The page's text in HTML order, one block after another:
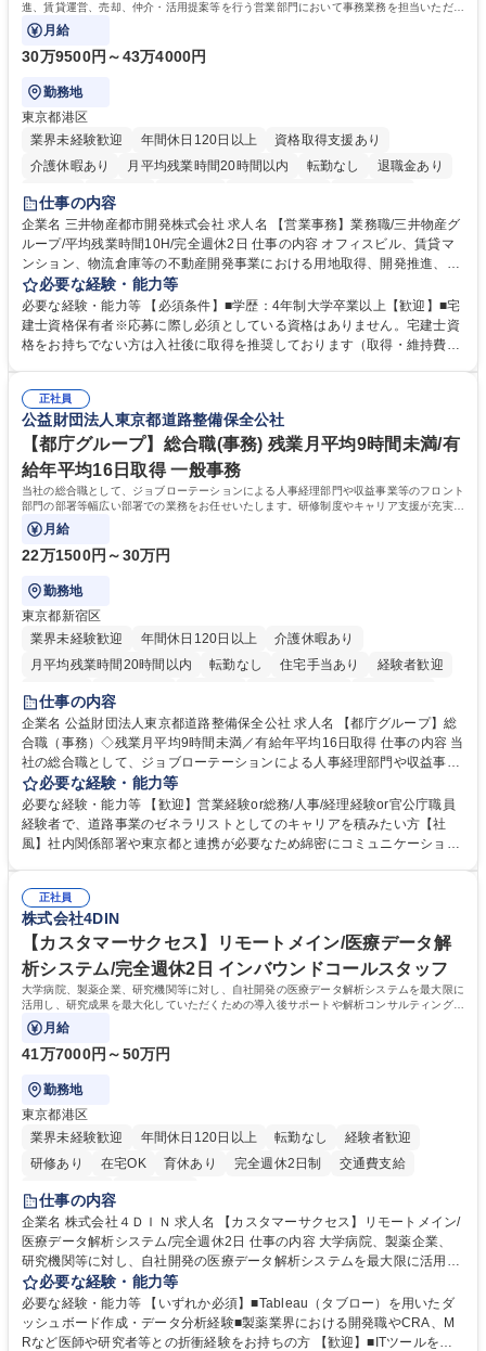
進、賃貸運営、売却、仲介・活用提案等を行う営業部門において事務業務を担当いただき
ます。
月給
30万9500円～43万4000円
勤務地
東京都港区
業界未経験歓迎
年間休日120日以上
資格取得支援あり
介護休暇あり
月平均残業時間20時間以内 転勤なし
退職金あり
在宅OK
賞与あり
駅近5分以内
土日祝休み 寮・社宅あり
仕事の内容
企業名 三井物産都市開発株式会社 求人名 【営業事務】業務職/三井物産グ
ループ/平均残業時間10H/完全週休2日 仕事の内容 オフィスビル、賃貸マ
ンション、物流倉庫等の不動産開発事業における用地取得、開発推進、賃
貸運営、売却、仲介・活用提案等を行う営業部門において事務業務を担当
いただきます。 【詳細】・契約書管理、契約書製本、捺印対応、ファイリ
ング、登記簿取得、調書取得・支払業務（各種費用支払、支払管理、請
求・支払データ登録、取引先マスター申請対応）・予算作成及び予実管
の他に担当頂く業務が発生する場合があります。 募集職種 【営業事務】
業務職/三井物産グループ/平均残業時間10H/完全週休2日
必要な経験・能力等
必要な経験・能力等 【必須条件】■学歴：4年制大学卒業以上【歓迎】■宅
建士資格保有者※応募に際し必須としている資格はありません。宅建士資
格をお持ちでない方は入社後に取得を推奨しております（取得・維持費用
ション力がある方。 ・チャレンジを厭わず、粘り強く業務に取り組める
方。多様な関係者と謙虚に信頼関係を構築でき、期限を意識したスケジュ
ール管理が出来る方。※将来的に他部署（営業部門、コーポレート部門）
へのジョブローテーションの可能性があります。 学歴・資格 学歴：大学
院 大学 語学力： 資格：宅地建物取引士
正社員
公益財団法人東京都道路整備保全公社
【都庁グループ】総合職(事務) 残業月平均9時間未満/有
給年平均16日取得 一般事務
当社の総合職として、ジョブローテーションによる人事経理部門や収益事業等のフロント
部門の部署等幅広い部署での業務をお任せいたします。研修制度やキャリア支援が充実し
ております！ ※下記業務詳細
月給
22万1500円～30万円
勤務地
東京都新宿区
業界未経験歓迎
年間休日120日以上
介護休暇あり
月平均残業時間20時間以内
転勤なし 住宅手当あり
経験者歓迎
研修あり
退職金あり
駅近5分以内
資格取得手当あり 食事補助あり
仕事の内容
企業名 公益財団法人東京都道路整備保全公社 求人名 【都庁グループ】総
合職（事務）◇残業月平均9時間未満／有給年平均16日取得 仕事の内容 当
社の総合職として、ジョブローテーションによる人事経理部門や収益事業
等のフロント部門の部署等幅広い部署での業務をお任せいたします。研修
制度やキャリア支援が充実しております！ ※下記業務詳細 【業務詳細】■
管理部門：広報、人事、経理など当公社の運営に係る管理業務 ■収益部
門：駐車場の新規開拓、管理運営、新宿駅西口広場の「イベントコーナ
道路施設や道路工事現場の見学ツアー事業 ※入社後は上記いずれかの部門
へ配属。※業務内容変更の範囲：会社の定める業務 募集職種 【都庁グル
ープ】総合職（事務）◇残業月平均9時間未満／有給年平均16日取得
必要な経験・能力等
必要な経験・能力等 【歓迎】営業経験or総務/人事/経理経験or官公庁職員
経験者で、道路事業のゼネラリストとしてのキャリアを積みたい方【社
風】社内関係部署や東京都と連携が必要なため綿密にコミュニケーション
部門など多岐に渡る業務を経験できます。 ■様々なプロジェクト：駐車場
事業の他、新宿駅西口広場内に設置された照明を兼ねた広告「ブライトサ
イン」の管理運営を行うなど、事業収益を生み出す活動を積極的に行って
います。 学歴・資格 学歴：大学院 大学 高専 短大 専修学校 高校 語学力：
資格：
正社員
株式会社4DIN
【カスタマーサクセス】リモートメイン/医療データ解
析システム/完全週休2日 インバウンドコールスタッフ
大学病院、製薬企業、研究機関等に対し、自社開発の医療データ解析システムを最大限に
活用し、研究成果を最大化していただくための導入後サポートや解析コンサルティング、
活用アドバイス業務等をお任せします。
月給
41万7000円～50万円
勤務地
東京都港区
業界未経験歓迎
年間休日120日以上 転勤なし
経験者歓迎
研修あり
在宅OK 育休あり 完全週休2日制
交通費支給
駅近5分以内
仕事の内容
企業名 株式会社４ＤＩＮ 求人名 【カスタマーサクセス】リモートメイン/
医療データ解析システム/完全週休2日 仕事の内容 大学病院、製薬企業、
研究機関等に対し、自社開発の医療データ解析システムを最大限に活用
し、研究成果を最大化していただくための導入後サポートや解析コンサル
ティング、活用アドバイス業務等をお任せします。 ■活用コンサルティン
グ：疾患再発率の調査や薬剤効果の可視化等の目的に合わせ、プラットフ
ォーム上で可能な解析手法を提案 ■オンボーディング：ツールの操作説明
必要な経験・能力等
必要な経験・能力等 【いずれか必須】■Tableau（タブロー）を用いたダ
ッシュボード作成・データ分析経験■製薬業界における開発職やCRA、M
Rなど医師や研究者等との折衝経験をお持ちの方 【歓迎】■ITツールを用